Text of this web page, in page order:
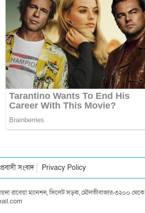
প্রবাসী সংবাদ Privacy Policy
রাবেয়া ম্যানশন, সিলেট সড়ক, মৌলভীবাজার-৩২০০ থেকে